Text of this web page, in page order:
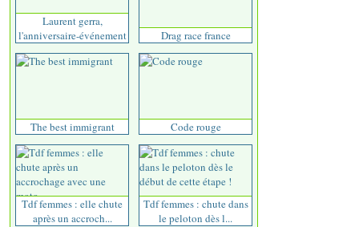
Laurent gerra,
l'anniversaire-événement
Drag race france
The best immigrant Code rouge
Tdf femmes : elle chute
après un accroch...
Tdf femmes : chute dans
le peloton dès l...